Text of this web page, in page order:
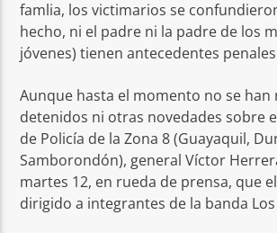
famlia, los victimarios se
hecho, ni el padre ni la padre de los
jóvenes) tienen antecedentes
Aunque hasta el momento no se
detenidos ni otras novedades sobre
de Policía de la Zona 8 (Guayaquil,
Samborondón), general Víctor
martes 12, en rueda de prensa, que
dirigido a integrantes de la banda